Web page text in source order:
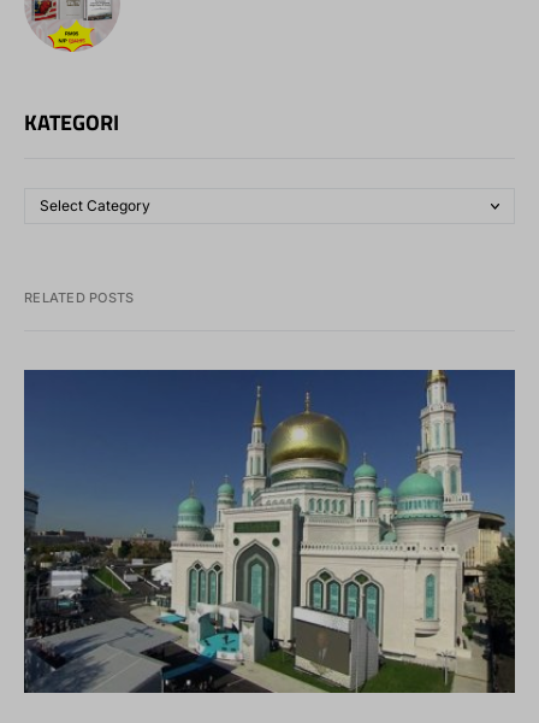
KATEGORI
RELATED POSTS